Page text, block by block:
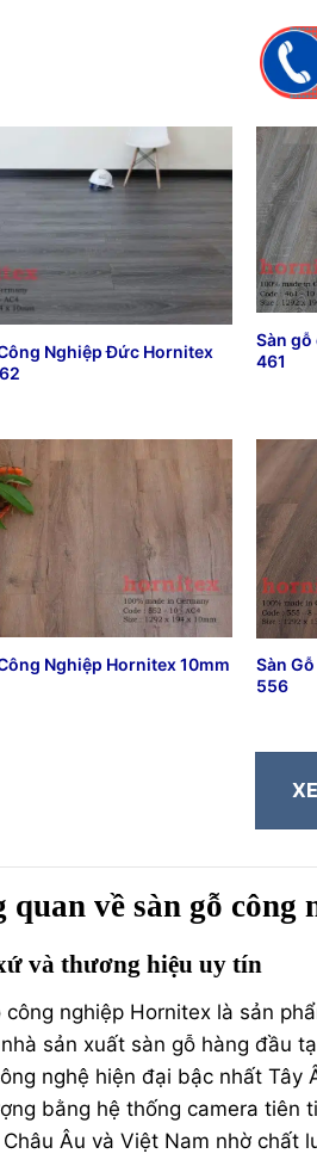
Nghiệp Đức Hornitex
Sàn
461
Nghiệp Hornitex 10mm
Sàn
556
quan về sàn gỗ công
và thương hiệu uy tín
công nghiệp Hornitex là sản
sản xuất sàn gỗ hàng đầu
nghệ hiện đại bậc nhất Tây
bằng hệ thống camera tiên
Âu và Việt Nam nhờ chất